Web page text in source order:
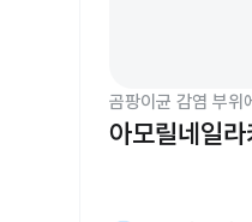
곰팡이균 감염 부위
아모릴네일